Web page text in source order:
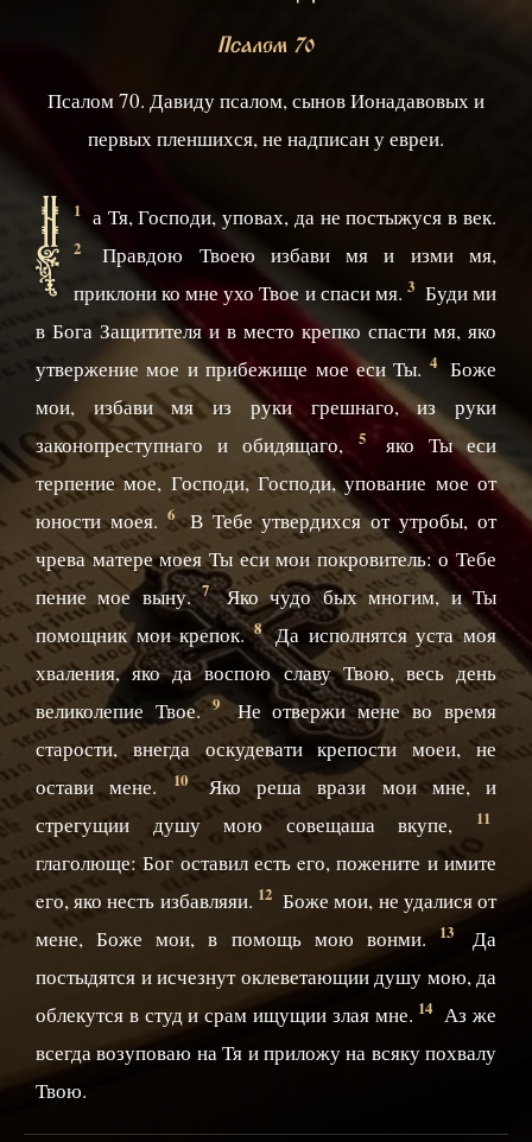
Псалом 70
Псалом 70. Давиду псалом, сынов Ионадавовых и
первых пленшихся, не надписан у евреи.
1
Н а Тя, Господи, уповах, да не постыжуся в век.
2
Правдою Твоею избави мя и изми мя,
приклони ко мне ухо Твое и спаси мя. 3 Буди ми
в Бога Защитителя и в место крепко спасти мя, яко
утвержение мое и прибежище мое еси Ты. 4
Боже
мои, избави мя из руки грешнаго, из руки
законопреступнаго и обидящаго, 5 яко Ты еси
терпение мое, Господи, Господи, упование мое от
юности моея. 6 В Тебе утвердихся от утробы, от
чрева матере моея Ты еси мои покровитель: о Тебе
пение мое выну.7 Яко чудо бых многим, и Ты
помощник мои крепок.8 Да исполнятся уста моя
хваления, яко да воспою славу Твою, весь день
великолепие Твое.9 Не отвержи мене во время
старости, внегда оскудевати крепости моеи, не
остави мене. 10 Яко реша врази мои мне, и
стрегущии душу мою совещаша вкупе,
11
глаголюще: Бог оставил есть eго, пожените и имите
eго, яко несть избавляяи. 12 Боже мои, не удалися от
мене, Боже мои, в помощь мою вонми.
13
Да
постыдятся и исчезнут оклеветающии душу мою, да
облекутся в студ и срам ищущии злая мне. 14 Аз же
всегда возуповаю на Тя и приложу на всяку похвалу
Твою.